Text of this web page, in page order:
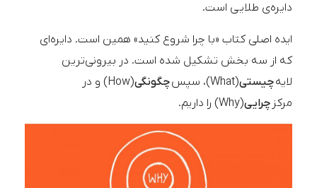
دایره‌ی طلایی است.
ایده اصلی کتاب «با چرا شروع کنید» همین است. دایره‌ای
که از سه بخش تشکیل شده است. در بیرونی‌ترین
لایهچیستی(What)، سپس چگونگی
(How) و در
مرکز چرایی(Why) را داریم.